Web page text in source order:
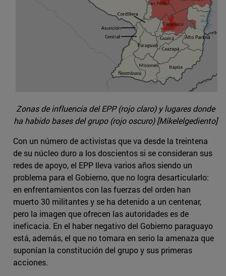
Zonas de influencia del EPP (rojo claro) y lugares donde
ha habido bases del grupo (rojo oscuro) [Mikelelgediento]
Con un número de activistas que va desde la treintena
de su núcleo duro a los doscientos si se consideran sus
redes de apoyo, el EPP lleva varios años siendo un
problema para el Gobierno, que no logra desarticularlo:
en enfrentamientos con las fuerzas del orden han
muerto 30 militantes y se ha detenido a un centenar,
pero la imagen que ofrecen las autoridades es de
ineficacia. En el haber negativo del Gobierno paraguayo
está, además, el que no tomara en serio la amenaza que
suponían la constitución del grupo y sus primeras
acciones.